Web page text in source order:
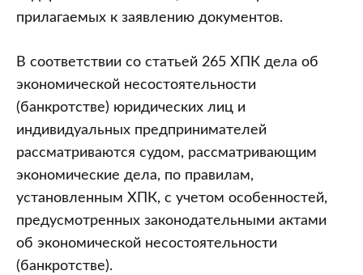
прилагаемых к заявлению документов.
В соответствии со статьей 265 ХПК дела об
экономической несостоятельности
(банкротстве) юридических лиц и
индивидуальных предпринимателей
рассматриваются судом, рассматривающим
экономические дела, по правилам,
установленным ХПК, с учетом особенностей,
предусмотренных законодательными актами
об экономической несостоятельности
(банкротстве).